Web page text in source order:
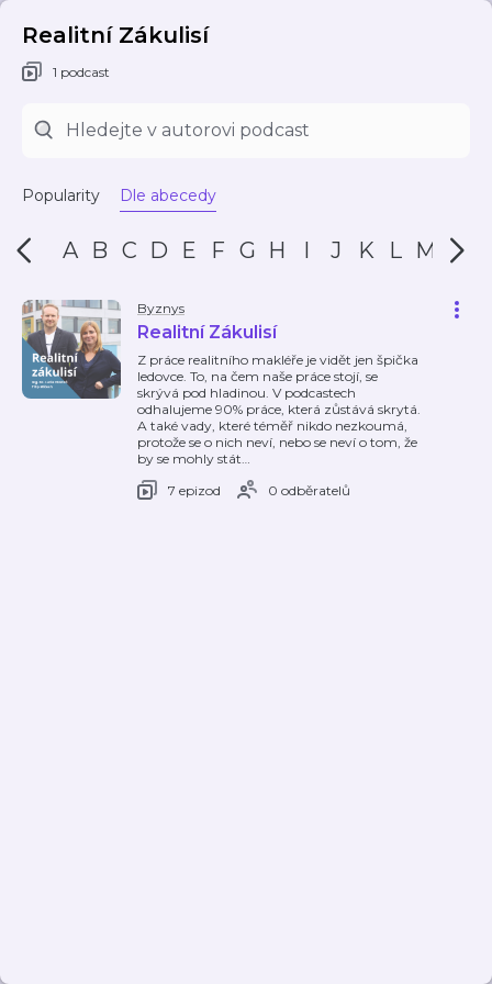
Realitní Zákulisí
1 podcast
Popularity Dle abecedy
A B C D E F G H I J K L M N
Byznys
Realitní Zákulisí
Z práce realitního makléře je vidět jen špička
ledovce. To, na čem naše práce stojí, se
skrývá pod hladinou. V podcastech
odhalujeme 90% práce, která zůstává skrytá.
A také vady, které téměř nikdo nezkoumá,
protože se o nich neví, nebo se neví o tom, že
by se mohly stát…
7 epizod
0 odběratelů